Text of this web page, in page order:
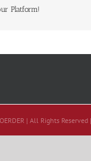
Platform!
| All Rights Reserved |